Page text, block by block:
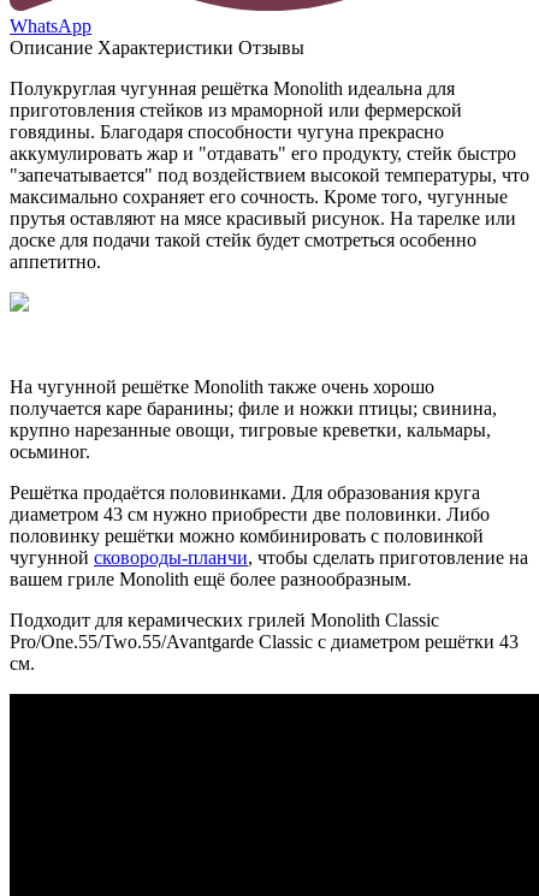
WhatsApp
Описание Характеристики Отзывы
Полукруглая чугунная решётка Monolith идеальна для
приготовления стейков из мраморной или фермерской
говядины. Благодаря способности чугуна прекрасно
аккумулировать жар и "отдавать" его продукту, стейк быстро
"запечатывается" под воздействием высокой температуры, что
максимально сохраняет его сочность. Кроме того, чугунные
прутья оставляют на мясе красивый рисунок. На тарелке или
доске для подачи такой стейк будет смотреться особенно
аппетитно.
На чугунной решётке Monolith также очень хорошо
получается каре баранины; филе и ножки птицы; свинина,
крупно нарезанные овощи, тигровые креветки, кальмары,
осьминог.
Решётка продаётся половинками. Для образования круга
диаметром 43 см нужно приобрести две половинки. Либо
половинку решётки можно комбинировать с половинкой
чугунной сковороды-планчи, чтобы сделать приготовление на
вашем гриле Monolith ещё более разнообразным.
Подходит для керамических грилей Monolith Classic
Pro/One.55/Two.55/Avantgarde Classic с диаметром решётки 43
см.